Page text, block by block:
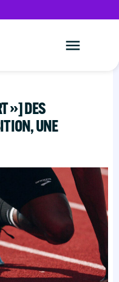
»] DES
UNE